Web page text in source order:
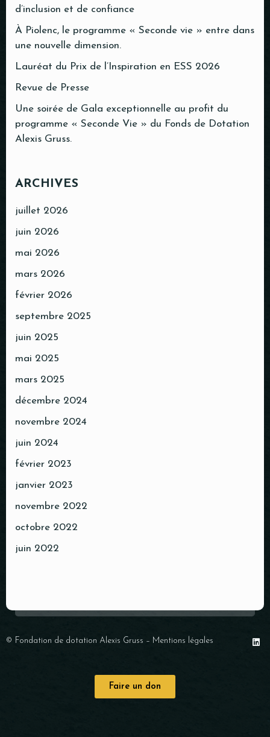
d’inclusion et de confiance
À Piolenc, le programme « Seconde vie » entre dans
une nouvelle dimension.
Lauréat du Prix de l’Inspiration en ESS 2026
Revue de Presse
Une soirée de Gala exceptionnelle au profit du
programme « Seconde Vie » du Fonds de Dotation
Alexis Gruss.
ARCHIVES
juillet 2026
juin 2026
mai 2026
mars 2026
février 2026
septembre 2025
juin 2025
mai 2025
mars 2025
décembre 2024
novembre 2024
juin 2024
février 2023
janvier 2023
novembre 2022
octobre 2022
juin 2022
© Fondation de dotation Alexis Gruss – Mentions légales
Faire un don